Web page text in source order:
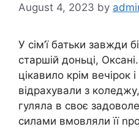
August 4, 2023 by
У сім’ї батьки завжди
старшій доньці, Оксані.
цікавило крім вечірок
відрахували з
гуляла в своє
силами вмовляли її